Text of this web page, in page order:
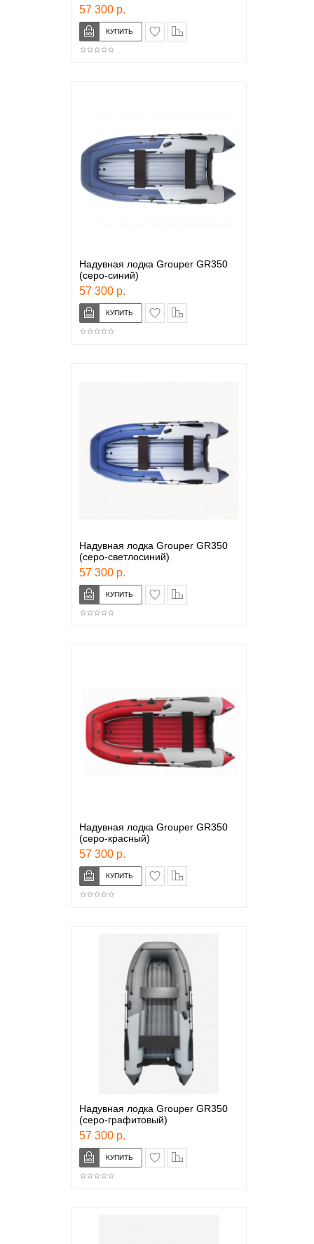
57 300 р.
в закладки
Надувная лодка Grouper GR350
(серо-синий)
57 300 р.
в закладки
Надувная лодка Grouper GR350
(серо-светлосиний)
57 300 р.
в закладки
Надувная лодка Grouper GR350
(серо-красный)
57 300 р.
в закладки
Надувная лодка Grouper GR350
(серо-графитовый)
57 300 р.
в закладки